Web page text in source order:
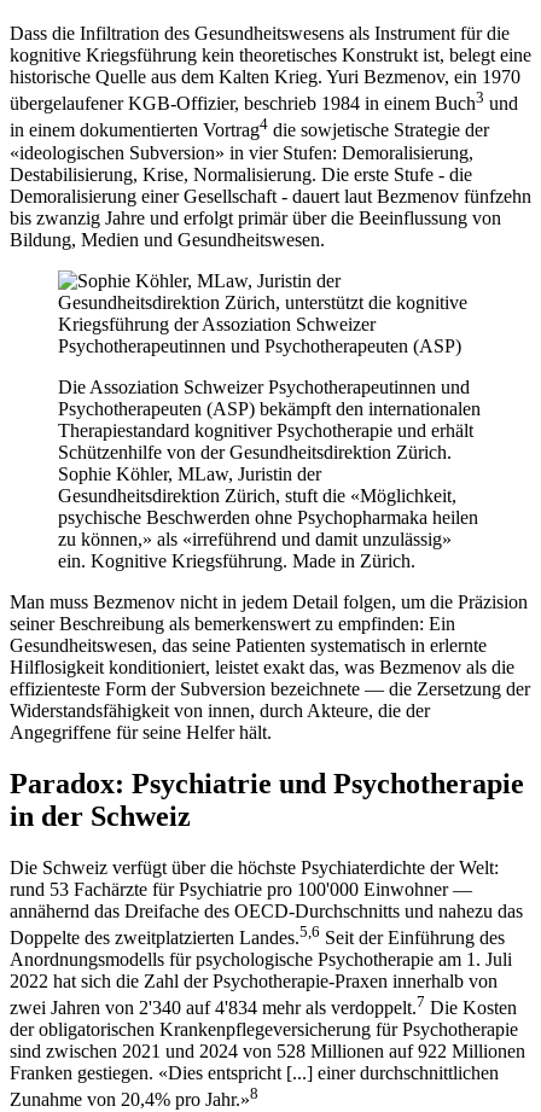
Dass die Infiltration des Gesundheitswesens als Instrument für die
kognitive Kriegsführung kein theoretisches Konstrukt ist, belegt eine
historische Quelle aus dem Kalten Krieg. Yuri Bezmenov, ein 1970
übergelaufener KGB-Offizier, beschrieb 1984 in einem Buch3 und
in einem dokumentierten Vortrag4 die sowjetische Strategie der
«ideologischen Subversion» in vier Stufen: Demoralisierung,
Destabilisierung, Krise, Normalisierung. Die erste Stufe - die
Demoralisierung einer Gesellschaft - dauert laut Bezmenov fünfzehn
bis zwanzig Jahre und erfolgt primär über die Beeinflussung von
Bildung, Medien und Gesundheitswesen.
Die Assoziation Schweizer Psychotherapeutinnen und
Psychotherapeuten (ASP) bekämpft den internationalen
Therapiestandard kognitiver Psychotherapie und erhält
Schützenhilfe von der Gesundheitsdirektion Zürich.
Sophie Köhler, MLaw, Juristin der
Gesundheitsdirektion Zürich, stuft die «Möglichkeit,
psychische Beschwerden ohne Psychopharmaka heilen
zu können,» als «irreführend und damit unzulässig»
ein. Kognitive Kriegsführung. Made in Zürich.
Man muss Bezmenov nicht in jedem Detail folgen, um die Präzision
seiner Beschreibung als bemerkenswert zu empfinden: Ein
Gesundheitswesen, das seine Patienten systematisch in erlernte
Hilflosigkeit konditioniert, leistet exakt das, was Bezmenov als die
effizienteste Form der Subversion bezeichnete — die Zersetzung der
Widerstandsfähigkeit von innen, durch Akteure, die der
Angegriffene für seine Helfer hält.
Paradox: Psychiatrie und Psychotherapie
in der Schweiz
Die Schweiz verfügt über die höchste Psychiaterdichte der Welt:
rund 53 Fachärzte für Psychiatrie pro 100'000 Einwohner —
annähernd das Dreifache des OECD-Durchschnitts und nahezu das
Doppelte des zweitplatzierten Landes.5,6 Seit der Einführung des
Anordnungsmodells für psychologische Psychotherapie am 1. Juli
2022 hat sich die Zahl der Psychotherapie-Praxen innerhalb von
zwei Jahren von 2'340 auf 4'834 mehr als verdoppelt.7 Die Kosten
der obligatorischen Krankenpflegeversicherung für Psychotherapie
sind zwischen 2021 und 2024 von 528 Millionen auf 922 Millionen
Franken gestiegen. «Dies entspricht [...] einer durchschnittlichen
Zunahme von 20,4% pro Jahr.»8